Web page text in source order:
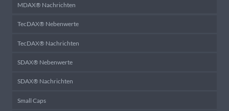
MDAX® Nachrichten
TecDAX® Nebenwerte
TecDAX® Nachrichten
SDAX® Nebenwerte
SDAX® Nachrichten
Small Caps